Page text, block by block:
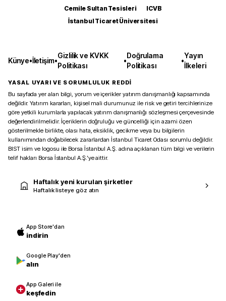
Cemile Sultan Tesisleri
ICVB
İstanbul Ticaret Üniversitesi
Künye•İletişim•
Gizlilik ve KVKK
Politikası
•
Doğrulama
Politikası
•
Yayın
İlkeleri
YASAL UYARI VE SORUMLULUK REDDİ
Bu sayfada yer alan bilgi, yorum ve içerikler yatırım danışmanlığı kapsamında
değildir. Yatırım kararları, kişisel mali durumunuz ile risk ve getiri tercihlerinize
göre yetkili kurumlarla yapılacak yatırım danışmanlığı sözleşmesi çerçevesinde
değerlendirilmelidir. İçeriklerin doğruluğu ve güncelliği için azami özen
gösterilmekle birlikte, olası hata, eksiklik, gecikme veya bu bilgilerin
kullanımından doğabilecek zararlardan İstanbul Ticaret Odası sorumlu değildir.
BIST isim ve logosu ile Borsa İstanbul A.Ş. adına açıklanan tüm bilgi ve verilerin
telif hakları Borsa İstanbul A.Ş.’ye aittir.
Haftalık yeni kurulan şirketler
Haftalık listeye göz atın
App Store'dan
indirin
Google Play'den
alın
App Galeri ile
keşfedin